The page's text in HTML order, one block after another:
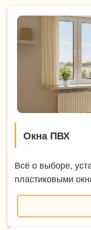
Окна ПВХ
Всё о выборе,
пластиковыми